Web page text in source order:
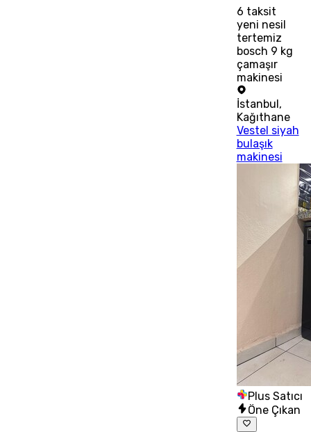
6 taksit
yeni nesil
tertemiz
bosch 9 kg
çamaşır
makinesi
İstanbul,
Kağıthane
Vestel siyah
bulaşık
makinesi
Plus Satıcı
Öne Çıkan